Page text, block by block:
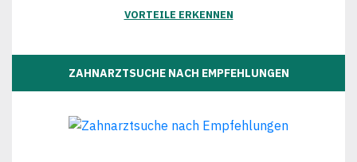
VORTEILE ERKENNEN
ZAHNARZTSUCHE NACH EMPFEHLUNGEN